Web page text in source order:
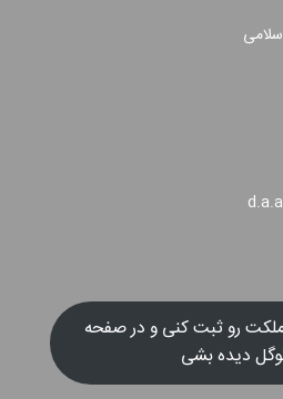
رو ثبت کنی و در صفحه
دیده بشی